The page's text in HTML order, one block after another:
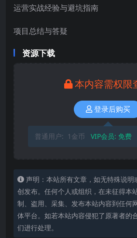
运营实战经验与避坑指南
项目总结与答疑
资源下载
本内容需权限
登录后购买
普通用户: 1金币 VIP会员: 免费
声明：本站所有文章，如无特殊说明
创发布。任何个人或组织，在未征得本
制、盗用、采集、发布本站内容到任何
体平台。如若本站内容侵犯了原著者的
们进行处理。